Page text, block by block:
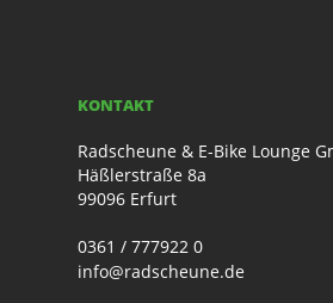
KONTAKT
Radscheune & E-Bike Lounge
Häßlerstraße 8a
99096 Erfurt
0361 / 777922 0
info@radscheune.de